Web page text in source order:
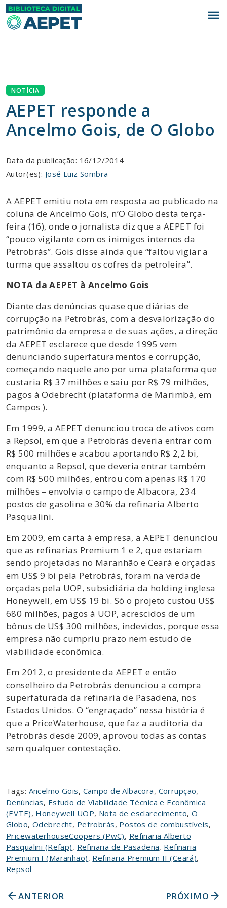
menu
NOTÍCIA
AEPET responde a
Ancelmo Gois, de O Globo
Data da publicação: 16/12/2014
Autor(es): José Luiz Sombra
A AEPET emitiu nota em resposta ao publicado na
coluna de Ancelmo Gois, n’O Globo desta terça-
feira (16), onde o jornalista diz que a AEPET foi
“pouco vigilante com os inimigos internos da
Petrobrás”. Gois disse ainda que “faltou vigiar a
turma que assaltou os cofres da petroleira”.
NOTA da AEPET à Ancelmo Gois
Diante das denúncias quase que diárias de
corrupção na Petrobrás, com a desvalorização do
patrimônio da empresa e de suas ações, a direção
da AEPET esclarece que desde 1995 vem
denunciando superfaturamentos e corrupção,
começando naquele ano por uma plataforma que
custaria R$ 37 milhões e saiu por R$ 79 milhões,
pagos à Odebrecht (plataforma de Marimbá, em
Campos ).
Em 1999, a AEPET denunciou troca de ativos com
a Repsol, em que a Petrobrás deveria entrar com
R$ 500 milhões e acabou aportando R$ 2,2 bi,
enquanto a Repsol, que deveria entrar também
com R$ 500 milhões, entrou com apenas R$ 170
milhões – envolvia o campo de Albacora, 234
postos de gasolina e 30% da refinaria Alberto
Pasqualini.
Em 2009, em carta à empresa, a AEPET denunciou
que as refinarias Premium 1 e 2, que estariam
sendo projetadas no Maranhão e Ceará e orçadas
em US$ 9 bi pela Petrobrás, foram na verdade
orçadas pela UOP, subsidiária da holding inglesa
Honeywell, em US$ 19 bi. Só o projeto custou US$
680 milhões, pagos à UOP, acrescidos de um
bônus de US$ 300 milhões, indevidos, porque essa
empresa não cumpriu prazo nem estudo de
viabilidade econômica.
Em 2012, o presidente da AEPET e então
conselheiro da Petrobrás denunciou a compra
superfaturada da refinaria de Pasadena, nos
Estados Unidos. O “engraçado” nessa história é
que a PriceWaterhouse, que faz a auditoria da
Petrobrás desde 2009, aprovou todas as contas
sem qualquer contestação.
Tags: Ancelmo Gois, Campo de Albacora, Corrupção,
Denúncias, Estudo de Viabilidade Técnica e Econômica
(EVTE), Honeywell UOP, Nota de esclarecimento,O
Globo, Odebrecht, Petrobrás, Postos de combustíveis,
PricewaterhouseCoopers (PwC), Refinaria Alberto
Pasqualini (Refap), Refinaria de Pasadena, Refinaria
Premium I (Maranhão), Refinaria Premium II (Ceará),
Repsol
arrow_backANTERIOR PRÓXIMO arrow_forward